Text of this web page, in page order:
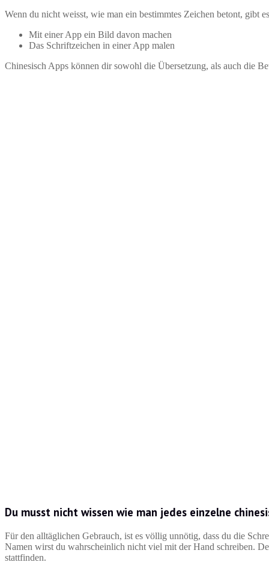
Wenn du nicht weisst, wie man ein bestimmtes Zeichen betont, gibt
Mit einer App ein Bild davon machen
Das Schriftzeichen in einer App malen
Chinesisch Apps können dir sowohl die Übersetzung, als auch die
Du musst nicht wissen wie man jedes einzelne
Für den alltäglichen Gebrauch, ist es völlig unnötig, dass du die
Namen wirst du wahrscheinlich nicht viel mit der Hand schreiben.
stattfinden.